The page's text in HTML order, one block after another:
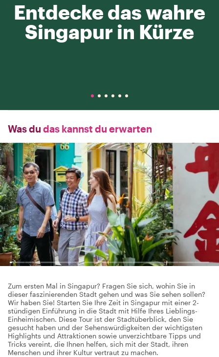
Entdecke das wahre
Singapur in Kürze
Was du das kannst du erwarten
Zum ersten Mal in Singapur? Fragen Sie sich, wohin Sie in
dieser faszinierenden Stadt gehen und was Sie sehen sollen?
Wir haben Sie! Starten Sie Ihre Zeit in Singapur mit einer 2-
stündigen Einführung in die Stadt mit Hilfe Ihres Lieblings-
Einheimischen. Diese Tour ist der Stadtüberblick, den Sie
gesucht haben und der Sehenswürdigkeiten der wichtigsten
Highlights und Attraktionen sowie unverzichtbare Tipps und
Tricks vereint, die Ihnen helfen, sich mit der Stadt, ihren
Menschen und ihrer Kultur vertraut zu machen.